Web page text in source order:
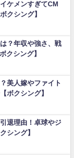
ケメンすぎてCM
クシング】
？年収や強さ、戦
クシング】
美人嫁やファイト
ボクシング】
退理由！卓球やジ
シング】